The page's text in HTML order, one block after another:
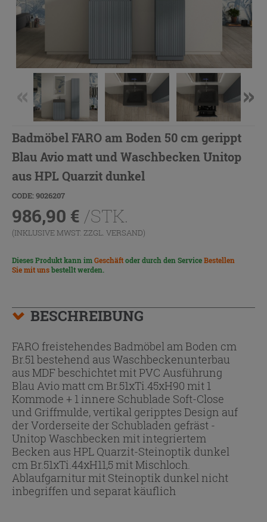
Badmöbel FARO am Boden 50 cm gerippt
Blau Avio matt und Waschbecken Unitop
aus HPL Quarzit dunkel
CODE: 9026207
986,90 € /STK.
(INKLUSIVE MWST. ZZGL. VERSAND)
Dieses Produkt kann imGeschäftoder durch den ServiceBestellen
Sie mit unsbestellt werden.
BESCHREIBUNG
FARO freistehendes Badmöbel am Boden cm
Br.51 bestehend aus Waschbeckenunterbau
aus MDF beschichtet mit PVC Ausführung
Blau Avio matt cm Br.51xTi.45xH90 mit 1
Kommode + 1 innere Schublade Soft-Close
und Griffmulde, vertikal geripptes Design auf
der Vorderseite der Schubladen gefräst -
Unitop Waschbecken mit integriertem
Becken aus HPL Quarzit-Steinoptik dunkel
cm Br.51xTi.44xH11,5 mit Mischloch.
Ablaufgarnitur mit Steinoptik dunkel nicht
inbegriffen und separat käuflich